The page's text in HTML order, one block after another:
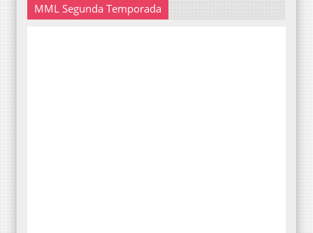
MML Segunda Temporada